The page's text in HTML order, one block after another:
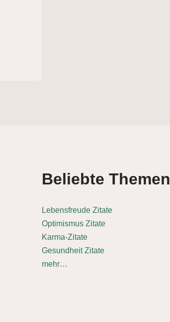
Beliebte Themen
Lebensfreude Zitate
Optimismus Zitate
Karma-Zitate
Gesundheit Zitate
mehr…